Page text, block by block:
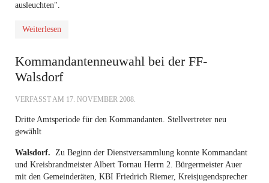
ausleuchten".
Weiterlesen
Kommandantenneuwahl bei der FF-
Walsdorf
VERFASST AM 17. NOVEMBER 2008.
Dritte Amtsperiode für den Kommandanten. Stellvertreter neu
gewählt
Walsdorf. Zu Beginn der Dienstversammlung konnte Kommandant
und Kreisbrandmeister Albert Tornau Herrn 2. Bürgermeister Auer
mit den Gemeinderäten, KBI Friedrich Riemer, Kreisjugendsprecher